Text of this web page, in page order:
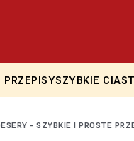
SZYBKIE
- SZYBKIE I PROSTE